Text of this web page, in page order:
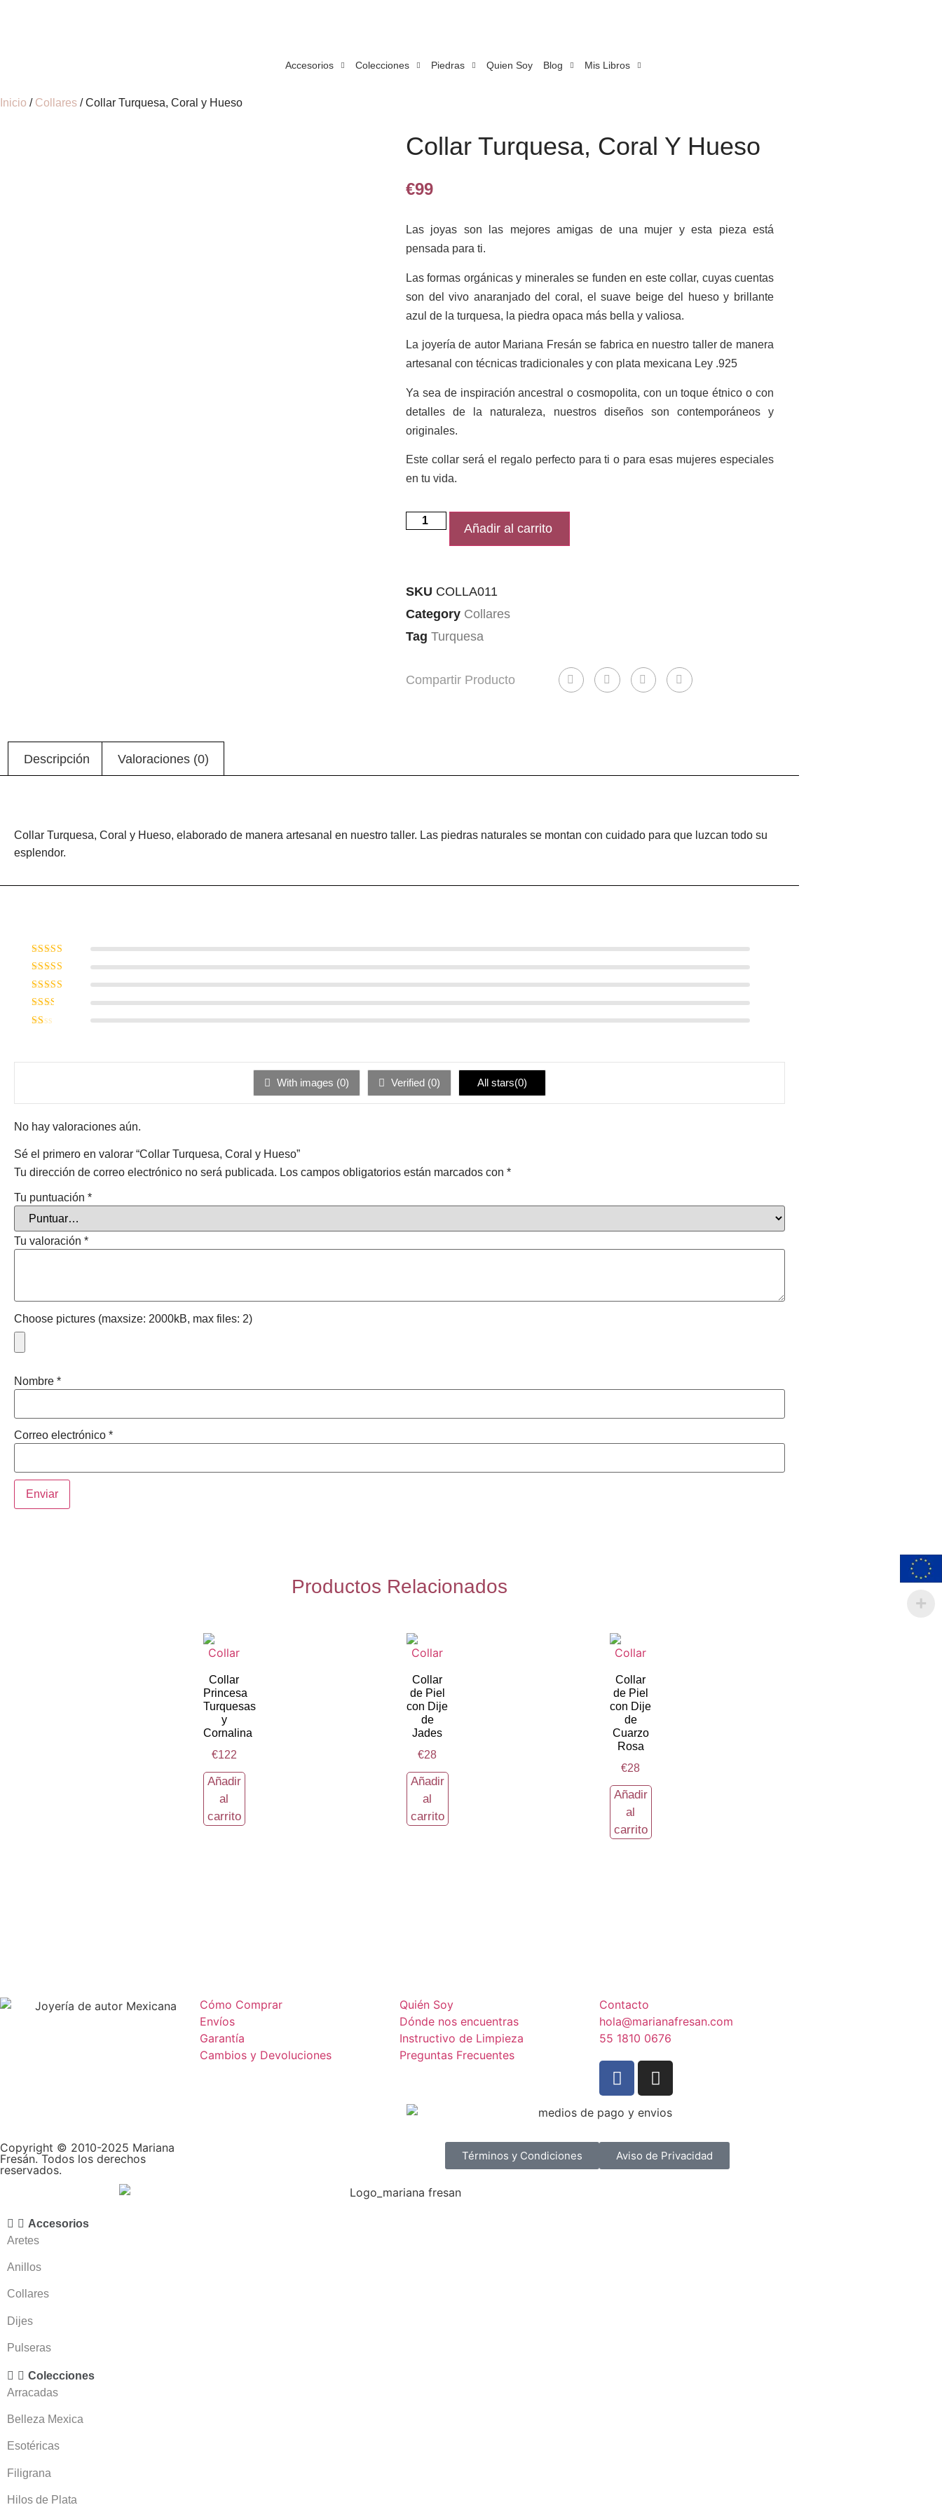
Accesorios Colecciones Piedras Quien Soy Blog Mis Libros
Inicio / Collares / Collar Turquesa, Coral y Hueso
Collar Turquesa, Coral Y Hueso
€99
Las joyas son las mejores amigas de una mujer y esta pieza está
pensada para ti.
Las formas orgánicas y minerales se funden en este collar, cuyas cuentas
son del vivo anaranjado del coral, el suave beige del hueso y brillante
azul de la turquesa, la piedra opaca más bella y valiosa.
La joyería de autor Mariana Fresán se fabrica en nuestro taller de manera
artesanal con técnicas tradicionales y con plata mexicana Ley .925
Ya sea de inspiración ancestral o cosmopolita, con un toque étnico o con
detalles de la naturaleza, nuestros diseños son contemporáneos y
originales.
Este collar será el regalo perfecto para ti o para esas mujeres especiales
en tu vida.
Añadir al carrito
SKU COLLA011
Category Collares
Tag Turquesa
Compartir Producto
Descripción Valoraciones (0)
Collar Turquesa, Coral y Hueso, elaborado de manera artesanal en nuestro taller. Las piedras naturales se montan con cuidado para que luzcan todo su
esplendor.
Valorado en
de 5
Valorado
en4de 5
Valorado
en3de
5
Valorado
en2
de
With images (0) Verified (0) All stars(0)
No hay valoraciones aún.
Sé el primero en valorar “Collar Turquesa, Coral y Hueso”
Tu dirección de correo electrónico no será publicada. Los campos obligatorios están marcados con *
Tu puntuación *
Tu valoración *
Choose pictures (maxsize: 2000kB, max files: 2)
Nombre *
Correo electrónico *
Productos Relacionados
Collar
Princesa
Turquesas
y
Cornalina
€122
Añadir
al
carrito
Collar
de Piel
con Dije
de
Jades
€28
Añadir
al
carrito
Collar
de Piel
con Dije
de
Cuarzo
Rosa
€28
Añadir
al
carrito
Cómo Comprar
Envíos
Garantía
Cambios y Devoluciones
Quién Soy
Dónde nos encuentras
Instructivo de Limpieza
Preguntas Frecuentes
Contacto
hola@marianafresan.com
55 1810 0676
Copyright © 2010-2025 Mariana
Fresán. Todos los derechos
reservados.
Términos y Condiciones Aviso de Privacidad
Accesorios
Aretes
Anillos
Collares
Dijes
Pulseras
Colecciones
Arracadas
Belleza Mexica
Esotéricas
Filigrana
Hilos de Plata